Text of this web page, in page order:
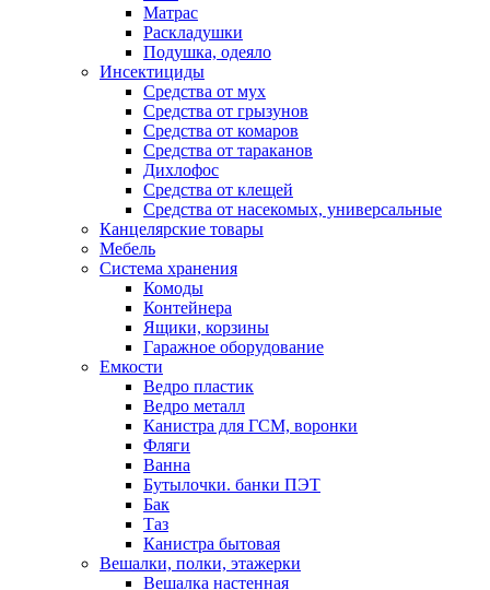
Матрас
Раскладушки
Подушка, одеяло
Инсектициды
Средства от мух
Средства от грызунов
Средства от комаров
Средства от тараканов
Дихлофос
Средства от клещей
Средства от насекомых, универсальные
Канцелярские товары
Мебель
Система хранения
Комоды
Контейнера
Ящики, корзины
Гаражное оборудование
Емкости
Ведро пластик
Ведро металл
Канистра для ГСМ, воронки
Фляги
Ванна
Бутылочки. банки ПЭТ
Бак
Таз
Канистра бытовая
Вешалки, полки, этажерки
Вешалка настенная